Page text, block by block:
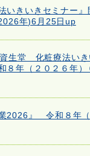
いきいきセミナー
年)6月25日up
資生堂 化粧療法い
年（２０２６年）
業2026』 令和８年